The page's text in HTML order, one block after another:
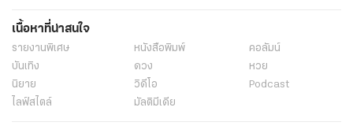
เนื้อหาที่น่าสนใจ
รายงานพิเศษ หนังสือพิมพ์
คอลัมน์
บันเทิง
ดวง
หวย
นิยาย
วิดีโอ
Podcast
ไลฟ์สไตล์
มัลติมีเดีย